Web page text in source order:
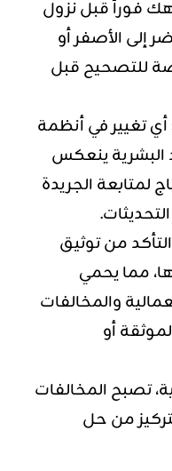
فوراً قبل نزول
إلى الأصفر أو
للتصحيح قبل
تغيير في أنظمة
البشرية ينعكس
لمتابعة الجريدة
من توثيق
مما يحمي
والمخالفات
أو
تصبح المخالفات
من حل